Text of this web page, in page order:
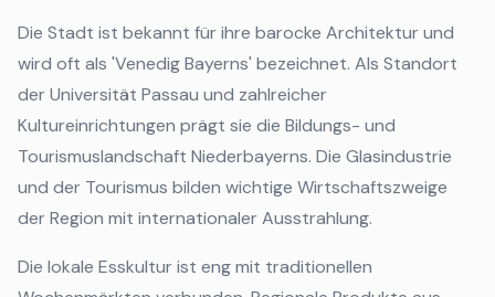
Die Stadt ist bekannt für ihre barocke Architektur und
wird oft als 'Venedig Bayerns' bezeichnet. Als Standort
der Universität Passau und zahlreicher
Kultureinrichtungen prägt sie die Bildungs- und
Tourismuslandschaft Niederbayerns. Die Glasindustrie
und der Tourismus bilden wichtige Wirtschaftszweige
der Region mit internationaler Ausstrahlung.
Die lokale Esskultur ist eng mit traditionellen